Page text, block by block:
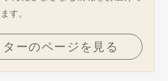
す。
ターのページを見る